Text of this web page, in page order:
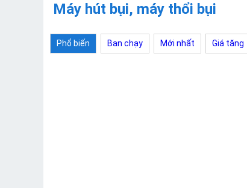
Máy hút bụi, máy thổi bụi
Phổ biến Ban chạy Mới nhất Giá tăng